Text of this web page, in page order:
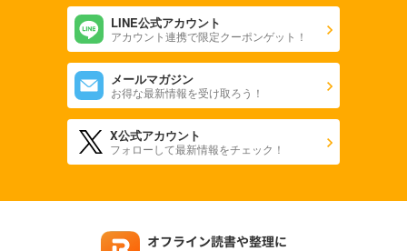
LINE公式アカウント
アカウント連携で限定クーポンゲット！
メールマガジン
お得な最新情報を受け取ろう！
X公式アカウント
フォローして最新情報をチェック！